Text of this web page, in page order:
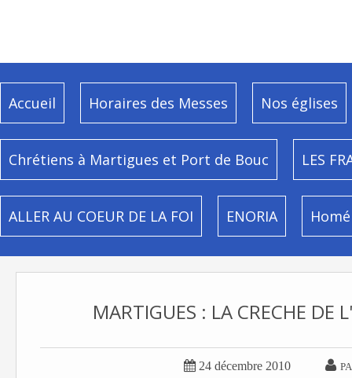
Accueil Horaires des Messes Nos églises
Chrétiens à Martigues et Port de Bouc LES
ALLER AU COEUR DE LA FOI ENORIA
MARTIGUES : LA CRECHE DE
 24 décembre 2010 